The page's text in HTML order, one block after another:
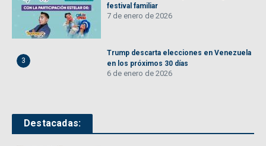
festival familiar
7 de enero de 2026
3
Trump descarta elecciones en Venezuela
en los próximos 30 días
6 de enero de 2026
Destacadas: